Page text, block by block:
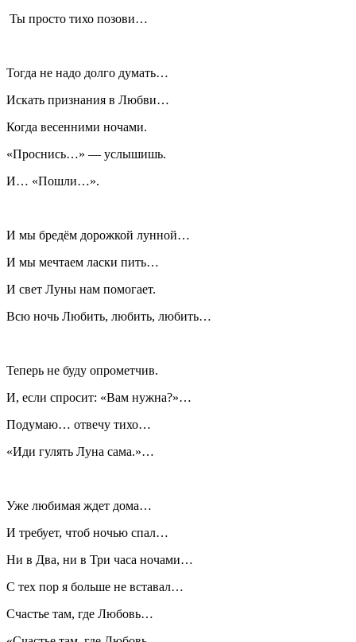
Ты просто тихо позови…
Тогда не надо долго думать…
Искать признания в Любви…
Когда весенними ночами.
«Проснись…» — услышишь.
И… «Пошли…».
И мы бредём дорожкой лунной…
И мы мечтаем ласки пить…
И свет Луны нам помогает.
Всю ночь Любить, любить, любить…
Теперь не буду опрометчив.
И, если спросит: «Вам нужна?»…
Подумаю… отвечу тихо…
«Иди гулять Луна сама.»…
Уже любимая ждет дома…
И требует, чтоб ночью спал…
Ни в Два, ни в Три часа ночами…
С тех пор я больше не вставал…
Счастье там, где Любовь…